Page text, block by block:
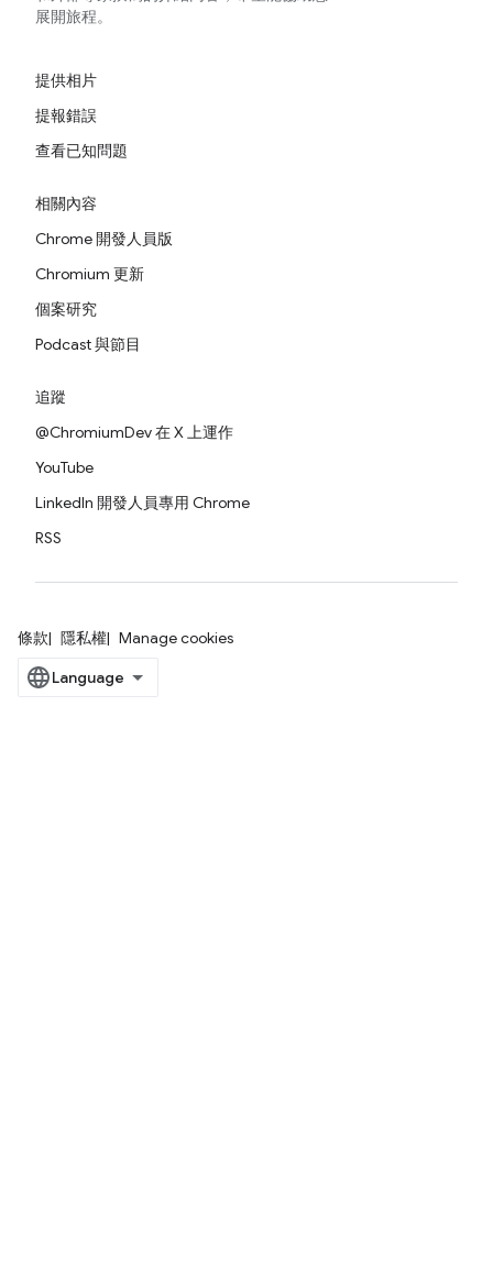
展開旅程。
提供相片
提報錯誤
查看已知問題
相關內容
Chrome 開發人員版
Chromium 更新
個案研究
Podcast 與節目
追蹤
@ChromiumDev 在 X 上運作
YouTube
LinkedIn 開發人員專用 Chrome
RSS
條款 隱私權 Manage cookies